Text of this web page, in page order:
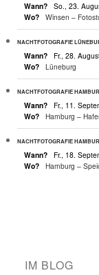
Wann?
So., 23.
Wo?
Winsen –
NACHTFOTOGRAFIE
Wann?
Fr., 28.
Wo?
Lüneburg
NACHTFOTOGRAFIE
Wann?
Fr., 11.
Wo?
Hamburg –
NACHTFOTOGRAFIE
Wann?
Fr., 18.
Wo?
Hamburg –
IM BLOG